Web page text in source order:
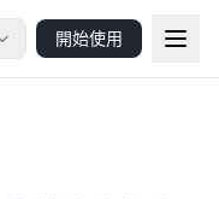
開始使用